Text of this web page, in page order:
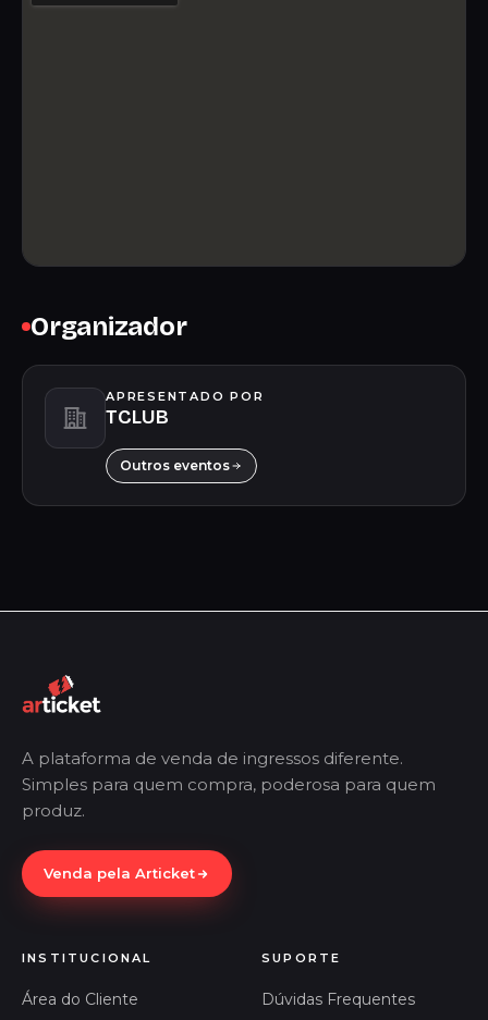
Organizador
APRESENTADO POR
TCLUB
Outros eventos
A plataforma de venda de ingressos diferente.
Simples para quem compra, poderosa para quem
produz.
Venda pela Articket
INSTITUCIONAL
Área do Cliente
SUPORTE
Dúvidas Frequentes